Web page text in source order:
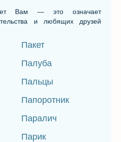
Вам — это означает
и любящих друзей
Пакет
Палуба
Пальцы
Папоротник
Паралич
Парик